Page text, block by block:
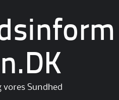
vores Sundhed